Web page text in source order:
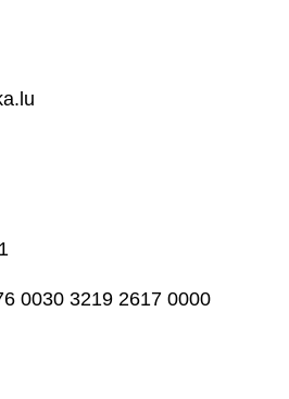
0030 3219 2617 0000